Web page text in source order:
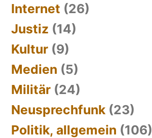
Internet (26)
Justiz (14)
Kultur (9)
Medien (5)
Militär (24)
Neusprechfunk (23)
Politik, allgemein (106)